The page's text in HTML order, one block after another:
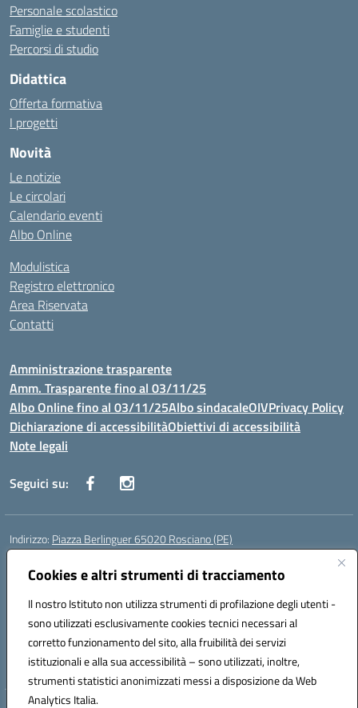
Cookies e altri strumenti di tracciamento
Il nostro Istituto non utilizza strumenti di profilazione degli utenti -
sono utilizzati esclusivamente cookies tecnici necessari al
corretto funzionamento del sito, alla fruibilità dei servizi
istituzionali e alla sua accessibilità – sono utilizzati, inoltre,
strumenti statistici anonimizzati messi a disposizione da Web
Analytics Italia.
Personale scolastico
Famiglie e studenti
Percorsi di studio
Didattica
Offerta formativa
I progetti
Novità
Le notizie
Le circolari
Calendario eventi
Albo Online
Modulistica
Registro elettronico
Area Riservata
Contatti
Amministrazione trasparente
Amm. Trasparente fino al 03/11/25
Albo Online fino al 03/11/25Albo sindacaleOIVPrivacy Policy
Dichiarazione di accessibilitàObiettivi di accessibilità
Note legali
Seguici su:
Indirizzo: Piazza Berlinguer 65020 Rosciano (PE)
Centralino:
Posta elettronica certificata (PEC):PEIC819009@pec.istruzione.it
Codice fiscale: 91100520682
Codice meccanografico:PEIC819009
Codice Indice delle Pubbliche Amministrazioni (IPA): istsc_peic819009
Codice unico di fatturazione (CUF): UFR5S0